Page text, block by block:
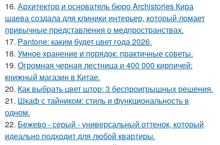
16. Архитектор и основатель бюро Archistories Кира
шаева создала для клиники интерьер, который ломает
привычные представления о медпространствах.
17. Pantone: каким будет цвет года 2026.
18. Умное хранение и порядок: практичные советы.
19. Огромная черная лестница и 400 000 кирпичей:
книжный магазин в Китае.
20. Как выбрать цвет штор: 3 беспроигрышных решения.
21. Шкаф с тайником: стиль и функциональность в
одном.
22. Бежево - серый - универсальный оттенок, который
идеально подходит для любой квартиры.